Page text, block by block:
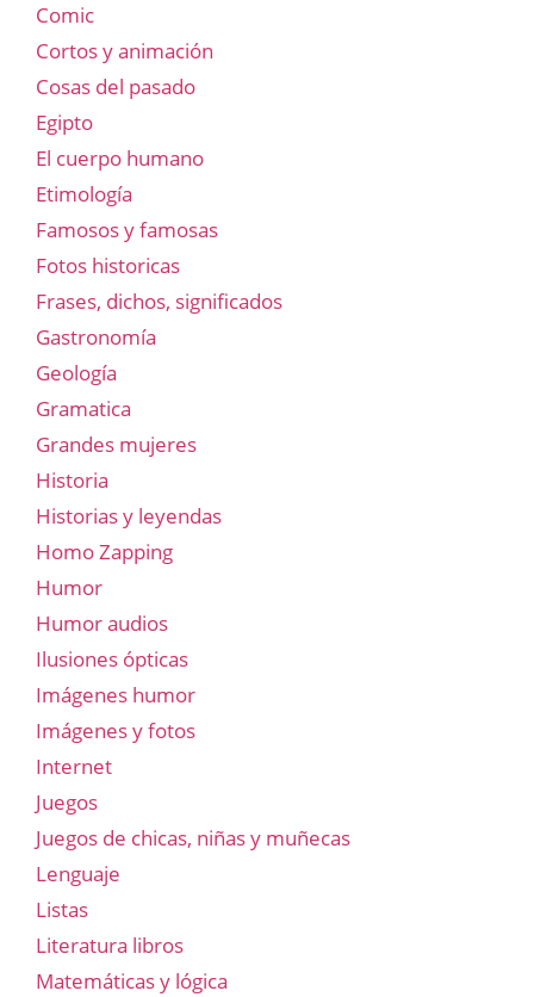
Comic
Cortos y animación
Cosas del pasado
Egipto
El cuerpo humano
Etimología
Famosos y famosas
Fotos historicas
Frases, dichos, significados
Gastronomía
Geología
Gramatica
Grandes mujeres
Historia
Historias y leyendas
Homo Zapping
Humor
Humor audios
Ilusiones ópticas
Imágenes humor
Imágenes y fotos
Internet
Juegos
Juegos de chicas, niñas y muñecas
Lenguaje
Listas
Literatura libros
Matemáticas y lógica